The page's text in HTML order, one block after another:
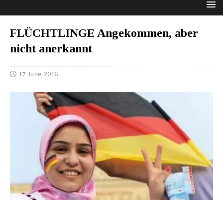
FLÜCHTLINGE Angekommen, aber
nicht anerkannt
17 June 2016